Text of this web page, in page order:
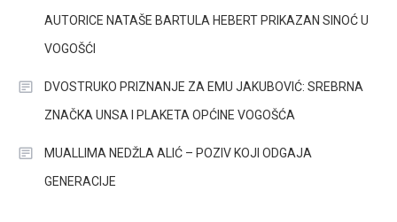
AUTORICE NATAŠE BARTULA HEBERT PRIKAZAN SINOĆ U
VOGOŠĆI
DVOSTRUKO PRIZNANJE ZA EMU JAKUBOVIĆ: SREBRNA
ZNAČKA UNSA I PLAKETA OPĆINE VOGOŠĆA
MUALLIMA NEDŽLA ALIĆ – POZIV KOJI ODGAJA
GENERACIJE